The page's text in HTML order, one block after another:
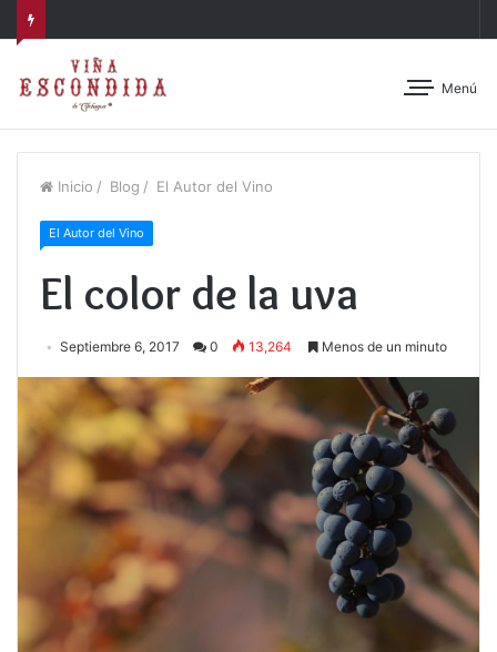
Menú
Inicio / Blog / El Autor del Vino
El Autor del Vino
El color de la uva
Septiembre 6, 2017 0 13,264 Menos de un minuto